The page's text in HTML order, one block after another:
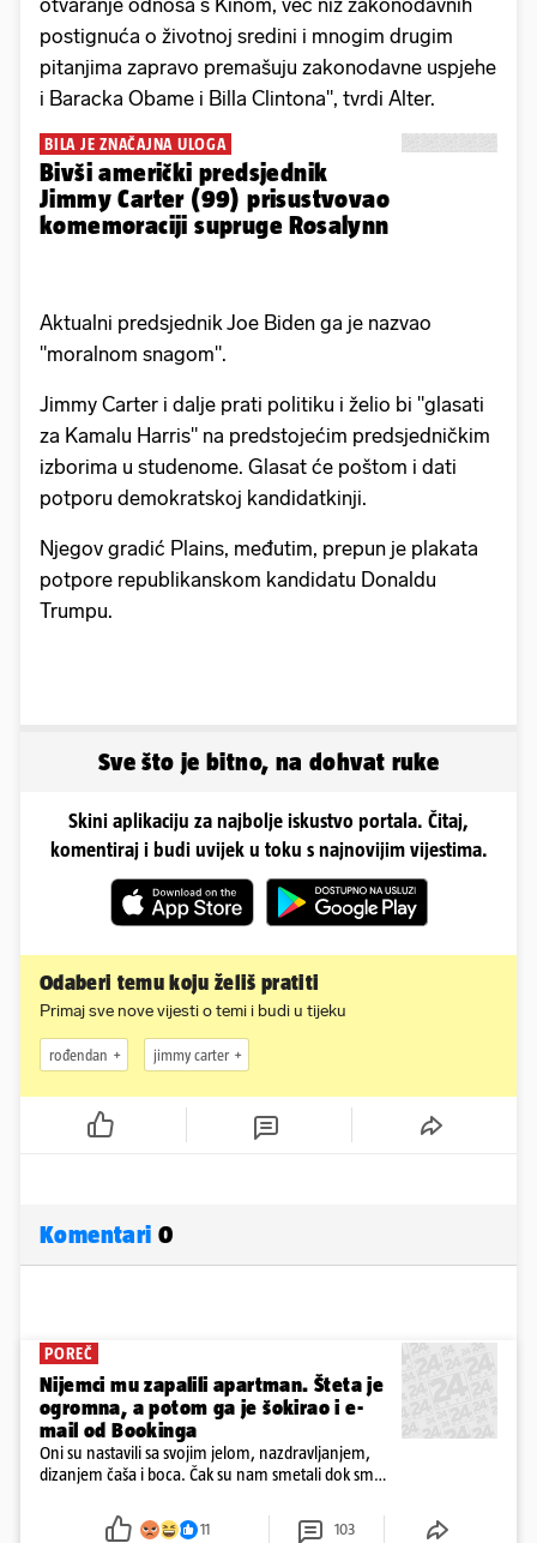
otvaranje odnosa s Kinom, već niz zakonodavnih
postignuća o životnoj sredini i mnogim drugim
pitanjima zapravo premašuju zakonodavne uspjehe
i Baracka Obame i Billa Clintona", tvrdi Alter.
BILA JE ZNAČAJNA ULOGA
Bivši američki predsjednik
Jimmy Carter (99) prisustvovao
komemoraciji supruge Rosalynn
Aktualni predsjednik Joe Biden ga je nazvao
"moralnom snagom".
Jimmy Carter i dalje prati politiku i želio bi "glasati
za Kamalu Harris" na predstojećim predsjedničkim
izborima u studenome. Glasat će poštom i dati
potporu demokratskoj kandidatkinji.
Njegov gradić Plains, međutim, prepun je plakata
potpore republikanskom kandidatu Donaldu
Trumpu.
Sve što je bitno, na dohvat ruke
Skini aplikaciju za najbolje iskustvo portala. Čitaj,
komentiraj i budi uvijek u toku s najnovijim vijestima.
Odaberi temu koju želiš pratiti
Primaj sve nove vijesti o temi i budi u tijeku
rođendan jimmy carter
Komentari 0
POREČ
Nijemci mu zapalili apartman. Šteta je
ogromna, a potom ga je šokirao i e-
mail od Bookinga
Oni su nastavili sa svojim jelom, nazdravljanjem,
dizanjem čaša i boca. Čak su nam smetali dok smo
požar, rekao je vlasnik
11 103